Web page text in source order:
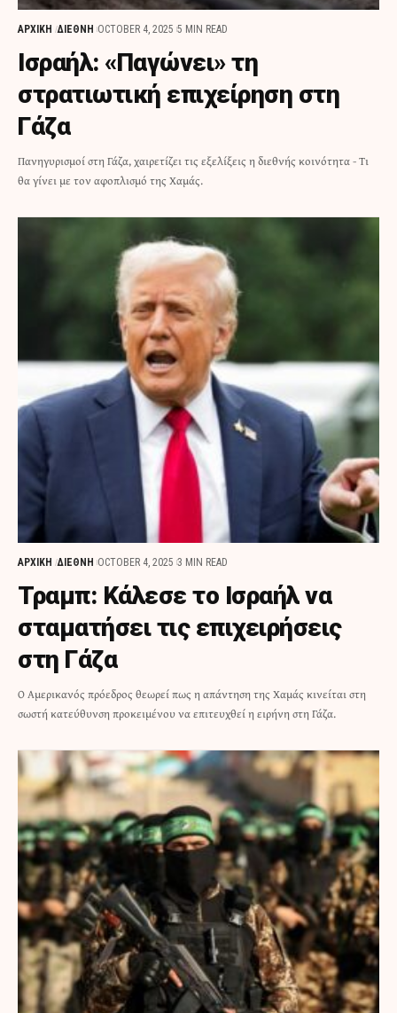
ΑΡΧΙΚΗ ΔΙΕΘΝΗ OCTOBER 4, 2025 5 MIN READ
Ισραήλ: «Παγώνει» τη
στρατιωτική επιχείρηση στη
Γάζα
Πανηγυρισμοί στη Γάζα, χαιρετίζει τις εξελίξεις η διεθνής κοινότητα - Τι
θα γίνει με τον αφοπλισμό της Χαμάς.
ΑΡΧΙΚΗ ΔΙΕΘΝΗ OCTOBER 4, 2025 3 MIN READ
Τραμπ: Κάλεσε το Ισραήλ να
σταματήσει τις επιχειρήσεις
στη Γάζα
Ο Αμερικανός πρόεδρος θεωρεί πως η απάντηση της Χαμάς κινείται στη
σωστή κατεύθυνση προκειμένου να επιτευχθεί η ειρήνη στη Γάζα.